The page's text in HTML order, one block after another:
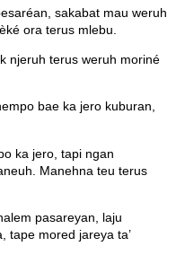
sakabat mau weruh
ora terus mlebu.
njeruh terus weruh moriné
bae ka jero kuburan,
ka jero, tapi ngan
Manehna teu terus
pasareyan, laju
tape mored jareya ta’